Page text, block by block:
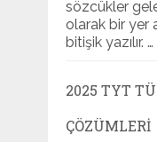
sözcükler
olarak bir yer
bitişik yazılır. …
2025 TYT
ÇÖZÜMLERI